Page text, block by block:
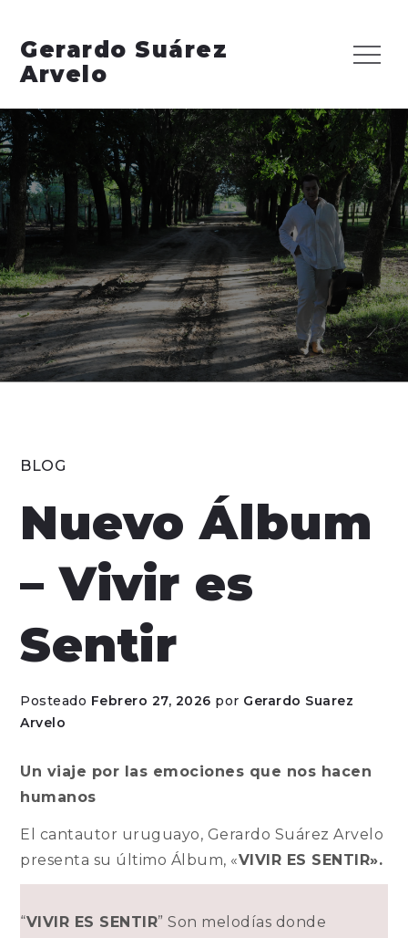
content
Gerardo Suárez
Arvelo
Menu
BLOG
Nuevo Álbum
– Vivir es
Sentir
Posteado Febrero 27, 2026 por Gerardo Suarez
Arvelo
Un viaje por las emociones que nos hacen
humanos
El cantautor uruguayo, Gerardo Suárez Arvelo
presenta su último Álbum, «VIVIR ES SENTIR».
“VIVIR ES SENTIR” Son melodías donde